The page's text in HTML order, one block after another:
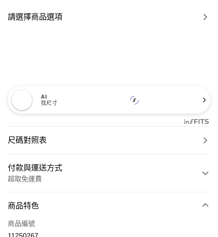
請選擇商品選項
AI
找尺寸
尺碼對照表
付款與運送方式
超取免運費
信用卡一次付款
超商取貨付款
商品特色
商品編號